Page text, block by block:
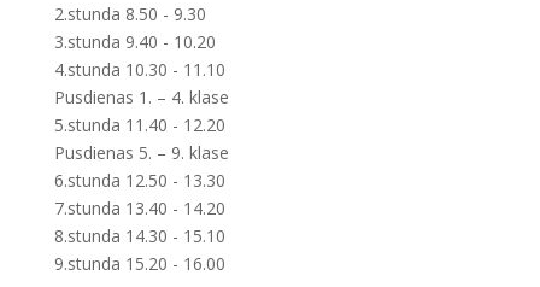
2.stunda 8.50 - 9.30
3.stunda 9.40 - 10.20
4.stunda 10.30 - 11.10
Pusdienas 1. – 4. klase
5.stunda 11.40 - 12.20
Pusdienas 5. – 9. klase
6.stunda 12.50 - 13.30
7.stunda 13.40 - 14.20
8.stunda 14.30 - 15.10
9.stunda 15.20 - 16.00